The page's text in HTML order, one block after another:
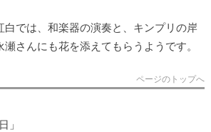
白では、和楽器の演奏と、キンプリの岸
さんにも花を添えてもらうようです。
ページのトップへ
」